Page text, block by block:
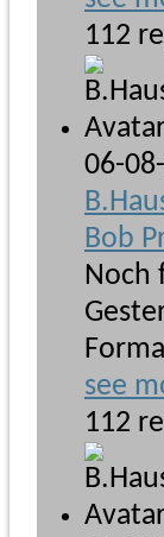
112
06-
Bob
Noch
see
112